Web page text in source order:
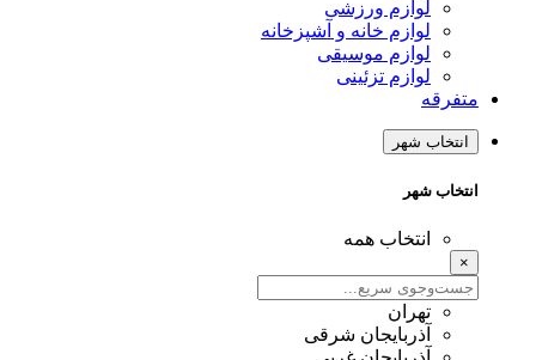
لوازم ورزشی
لوازم خانه و آشپزخانه
لوازم موسیقی
لوازم تزئینی
متفرقه
انتخاب شهر
انتخاب شهر
انتخاب همه
×
تهران
آذربایجان شرقی